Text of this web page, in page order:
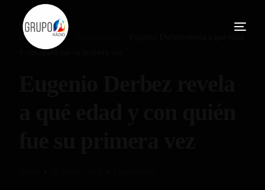
Home Blog
y con quién fue su primera vez